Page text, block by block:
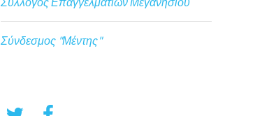
Σύνδεσμος "Μέντης"